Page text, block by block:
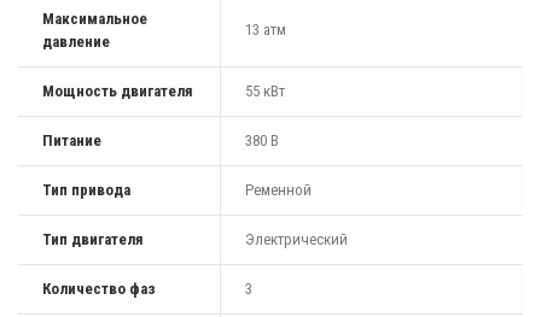
Максимальное
давление
13 атм
Мощность двигателя 55 кВт
Питание 380 В
Тип привода Ременной
Тип двигателя Электрический
Количество фаз 3